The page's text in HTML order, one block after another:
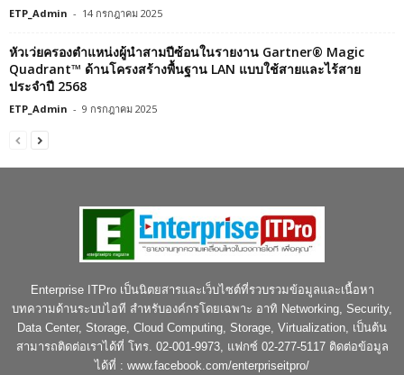
ETP_Admin - 14 กรกฎาคม 2025
หัวเว่ยครองตำแหน่งผู้นำสามปีซ้อนในรายงาน Gartner® Magic
Quadrant™ ด้านโครงสร้างพื้นฐาน LAN แบบใช้สายและไร้สาย
ประจำปี 2568
ETP_Admin - 9 กรกฎาคม 2025
Enterprise ITPro เป็นนิตยสารและเว็บไซต์ที่รวบรวมข้อมูลและเนื้อหา
บทความด้านระบบไอที สำหรับองค์กรโดยเฉพาะ อาทิ Networking, Security,
Data Center, Storage, Cloud Computing, Storage, Virtualization, เป็นต้น
สามารถติดต่อเราได้ที่ โทร. 02-001-9973, แฟกซ์ 02-277-5117 ติดต่อข้อมูล
ได้ที่ : www.facebook.com/enterpriseitpro/